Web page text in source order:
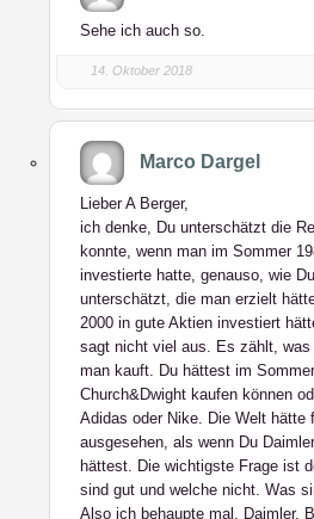
Sehe ich auch so.
14. Oktober 2018
Marco Dargel
Lieber A Berger,
ich denke, Du unterschätzt die
konnte, wenn man im Sommer
investierte hatte, genauso, wie
unterschätzt, die man erzielt
2000 in gute Aktien investiert
sagt nicht viel aus. Es zählt,
man kauft. Du hättest im
Church&Dwight kaufen können
Adidas oder Nike. Die Welt hätte
ausgesehen, als wenn Du
hättest. Die wichtigste Frage ist
sind gut und welche nicht. Was
Also ich behaupte mal, Daimler,